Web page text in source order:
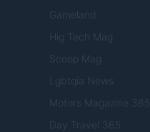
Gameland
Hig Tech Mag
Scoop Mag
Lgbtqia News
Motors Magazine 365
Day Travel 365